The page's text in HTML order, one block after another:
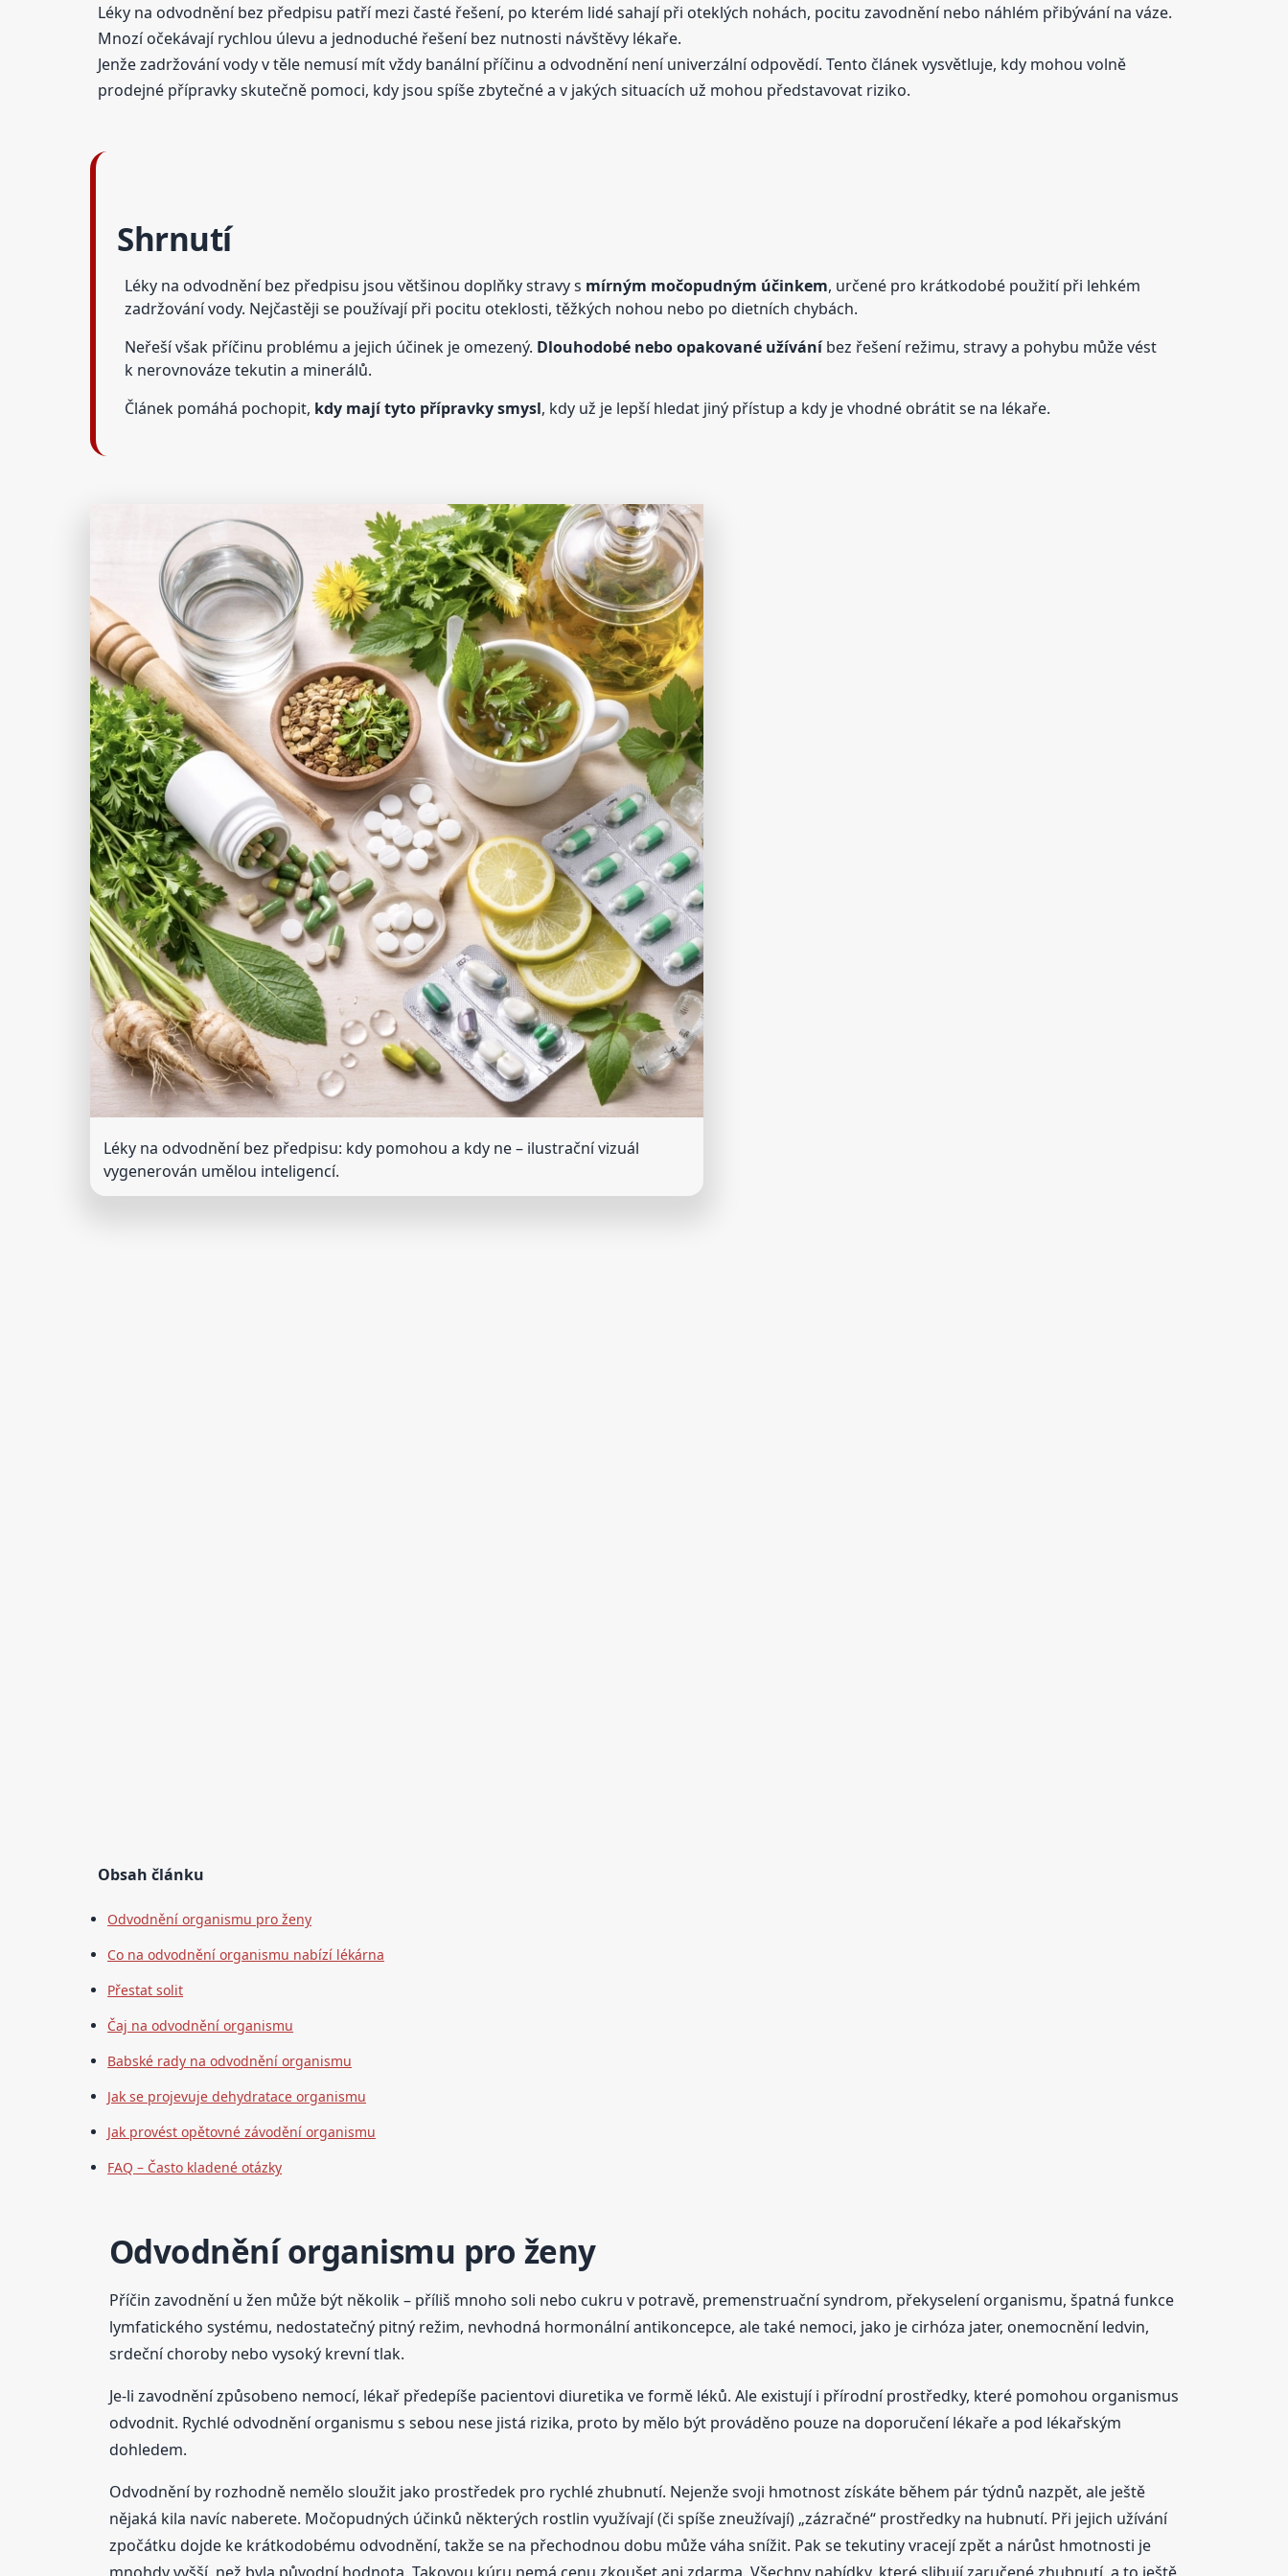
Léky na odvodnění bez předpisu patří mezi časté řešení, po kterém lidé sahají při oteklých nohách, pocitu zavodnění nebo náhlém přibývání na váze.
Mnozí očekávají rychlou úlevu a jednoduché řešení bez nutnosti návštěvy lékaře.
Jenže zadržování vody v těle nemusí mít vždy banální příčinu a odvodnění není univerzální odpovědí. Tento článek vysvětluje, kdy mohou volně
prodejné přípravky skutečně pomoci, kdy jsou spíše zbytečné a v jakých situacích už mohou představovat riziko.
Shrnutí
Léky na odvodnění bez předpisu jsou většinou doplňky stravy s mírným močopudným účinkem, určené pro krátkodobé použití při lehkém
zadržování vody. Nejčastěji se používají při pocitu oteklosti, těžkých nohou nebo po dietních chybách.
Neřeší však příčinu problému a jejich účinek je omezený. Dlouhodobé nebo opakované užíváníbez řešení režimu, stravy a pohybu může vést
k nerovnováze tekutin a minerálů.
Článek pomáhá pochopit, kdy mají tyto přípravky smysl, kdy už je lepší hledat jiný přístup a kdy je vhodné obrátit se na lékaře.
Léky na odvodnění bez předpisu: kdy pomohou a kdy ne– ilustrační vizuál
vygenerován umělou inteligencí.
Obsah článku
Odvodnění organismu pro ženy
Co na odvodnění organismu nabízí lékárna
Přestat solit
Čaj na odvodnění organismu
Babské rady na odvodnění organismu
Jak se projevuje dehydratace organismu
Jak provést opětovné závodění organismu
FAQ – Často kladené otázky
Odvodnění organismu pro ženy
Příčin zavodnění u žen může být několik – příliš mnoho soli nebo cukru v potravě, premenstruační syndrom, překyselení organismu, špatná funkce
lymfatického systému, nedostatečný pitný režim, nevhodná hormonální antikoncepce, ale také nemoci, jako je cirhóza jater, onemocnění ledvin,
srdeční choroby nebo vysoký krevní tlak.
Je-li zavodnění způsobeno nemocí, lékař předepíše pacientovi diuretika ve formě léků. Ale existují i přírodní prostředky, které pomohou organismus
odvodnit. Rychlé odvodnění organismu s sebou nese jistá rizika, proto by mělo být prováděno pouze na doporučení lékaře a pod lékařským
dohledem.
Odvodnění by rozhodně nemělo sloužit jako prostředek pro rychlé zhubnutí. Nejenže svoji hmotnost získáte během pár týdnů nazpět, ale ještě
nějaká kila navíc naberete. Močopudných účinků některých rostlin využívají (či spíše zneužívají) „zázračné“ prostředky na hubnutí. Při jejich užívání
zpočátku dojde ke krátkodobému odvodnění, takže se na přechodnou dobu může váha snížit. Pak se tekutiny vracejí zpět a nárůst hmotnosti je
mnohdy vyšší, než byla původní hodnota. Takovou kúru nemá cenu zkoušet ani zdarma. Všechny nabídky, které slibují zaručené zhubnutí, a to ještě